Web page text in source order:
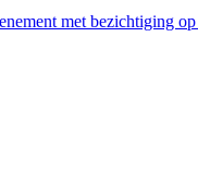
met bezichtiging